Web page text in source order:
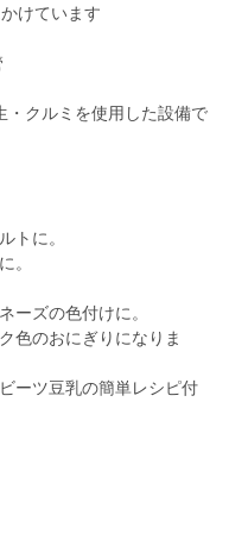
けています
クルミを使用した設備で
トに。
。
ーズの色付けに。
色のおにぎりになりま
ーツ豆乳の簡単レシピ付